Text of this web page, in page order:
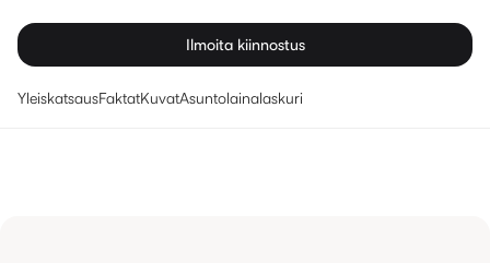
Ilmoita kiinnostus
YleiskatsausFaktatKuvatAsuntolainalaskuri